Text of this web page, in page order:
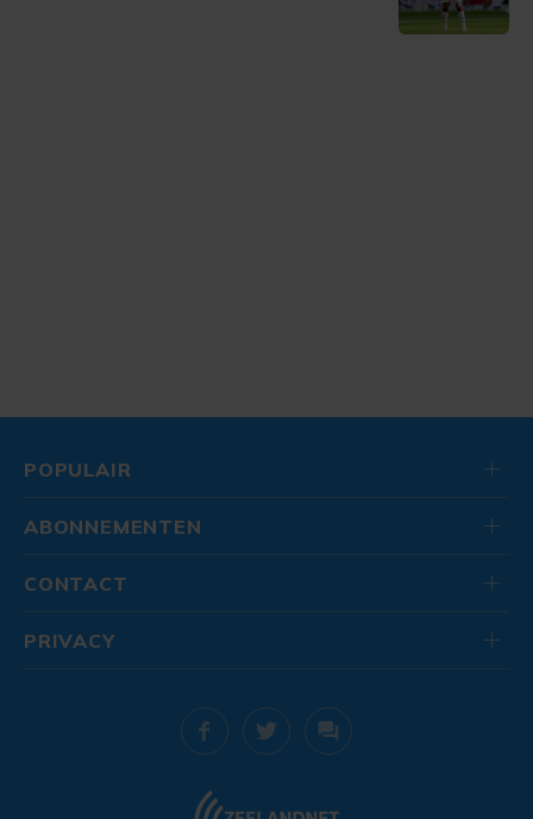
POPULAIR
ABONNEMENTEN
CONTACT
PRIVACY